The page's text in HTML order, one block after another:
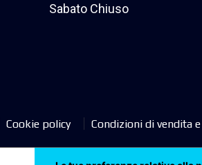
Sabato Chiuso
Cookie policy Condizioni di vendita